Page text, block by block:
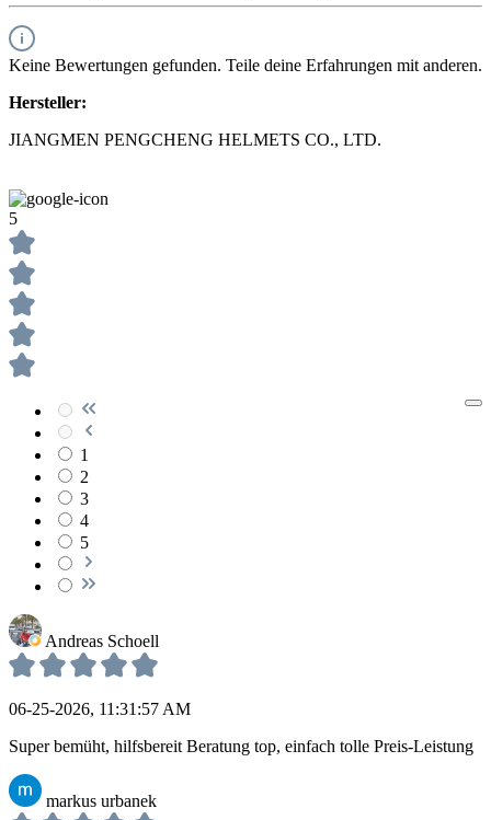
Keine Bewertungen gefunden. Teile deine Erfahrungen mit anderen.
Hersteller:
JIANGMEN PENGCHENG HELMETS CO., LTD.
5
1
2
3
4
5
Andreas Schoell
06-25-2026, 11:31:57 AM
Super bemüht, hilfsbereit Beratung top, einfach tolle Preis-Leistung
markus urbanek